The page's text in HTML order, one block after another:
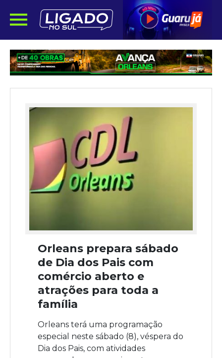
Orleans prepara sábado
de Dia dos Pais com
comércio aberto e
atrações para toda a
família
Orleans terá uma programação
especial neste sábado (8), véspera do
Dia dos Pais, com atividades